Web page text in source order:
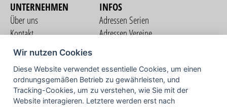
UNTERNEHMEN
Über uns
Kontakt
Nutzungsbedingungen
Datenschutzerklärung
Impressum
INFOS
Adressen Serien
Adressen Vereine
COMMUNITY
Wir nutzen Cookies
Diese Website verwendet essentielle Cookies, um einen
ordnungsgemäßen Betrieb zu gewährleisten, und
Tracking-Cookies, um zu verstehen, wie Sie mit der
Website interagieren. Letztere werden erst nach